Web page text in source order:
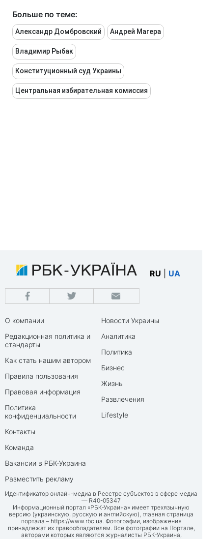
Больше по теме:
Александр Домбровский Андрей Магера
Владимир Рыбак
Конституционный суд Украины
Центральная избирательная комиссия
RU UA
О компании
Редакционная политика и
стандарты
Как стать нашим автором
Правила пользования
Правовая информация
Политика
конфиденциальности
Контакты
Команда
Вакансии в РБК-Украина
Разместить рекламу
Новости Украины
Аналитика
Политика
Бизнес
Жизнь
Развлечения
Lifestyle
Идентификатор онлайн-медиа в Реестре субъектов в сфере медиа
— R40-05347
Информационный портал «РБК-Украина» имеет трехязычную
версию (украинскую, русскую и английскую), главная страница
портала – https://www.rbc.ua. Фотографии, изображения
принадлежат их правообладателям. Все фотографии на Портале,
авторами которых являются журналисты РБК-Украина,